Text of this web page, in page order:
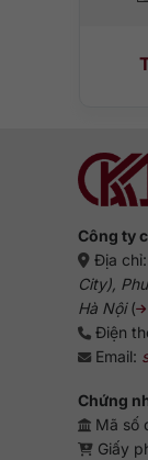
Công ty
Địa chỉ:
City),
Hà Nội(
Điện
Email:
Chứng
Mã số
Giấy